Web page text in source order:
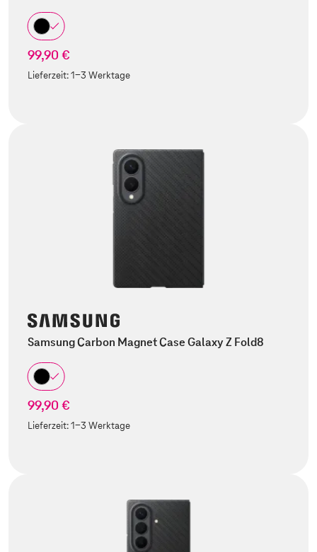
99,90 €
Lieferzeit:1-3 Werktage
Samsung Carbon Magnet Case Galaxy Z Fold8
99,90 €
Lieferzeit:1-3 Werktage